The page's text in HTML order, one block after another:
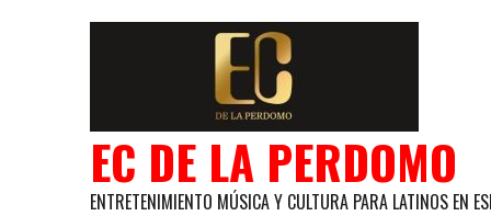
EC DE LA PERDOMO
ENTRETENIMIENTO MÚSICA Y CULTURA PARA LATINOS EN